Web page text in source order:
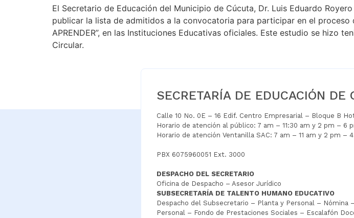
El Secretario de Educación del Municipio de Cúcuta, Dr. Luis Eduardo
publicar la lista de admitidos a la convocatoria para participar en el proceso
APRENDER”, en las Instituciones Educativas oficiales. Este estudio se hizo
Circular.
SECRETARÍA DE EDUCACIÓN DE
Calle 10 No. 0E – 16 Edif. Centro Empresarial – Bloque B
Horario de atención al público: 7 am – 11:30 am y 2 pm – 6
Horario de atención Ventanilla SAC: 7 am – 11 am y 2 pm –
PBX 6075960051 Ext. 3000
DESPACHO DEL SECRETARIO
Oficina de Despacho – Asesor Jurídico
SUBSECRETARÍA DE TALENTO HUMANO EDUCATIVO
Despacho del Subsecretario – Planta y Personal – Nómina
Personal – Fondo de Prestaciones Sociales – Escalafón